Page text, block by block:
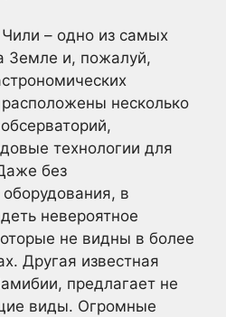
– одно из самых
Земле и, пожалуй,
несколько
технологии для
без
в
невероятное
не видны в более
Другая известная
предлагает не
виды. Огромные